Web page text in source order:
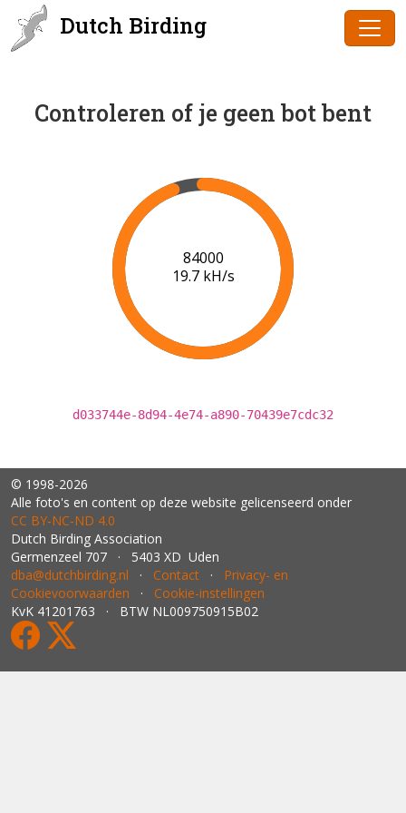
Dutch Birding
Controleren of je geen bot bent
86000
19.8 kH/s
d033744e-8d94-4e74-a890-70439e7cdc32
© 1998-2026
Alle foto's en content op deze website gelicenseerd onder
CC BY‑NC‑ND 4.0
Dutch Birding Association
Germenzeel 707 · 5403 XD Uden
dba@dutchbirding.nl · Contact · Privacy- en
Cookievoorwaarden · Cookie-instellingen
KvK 41201763 · BTW NL009750915B02